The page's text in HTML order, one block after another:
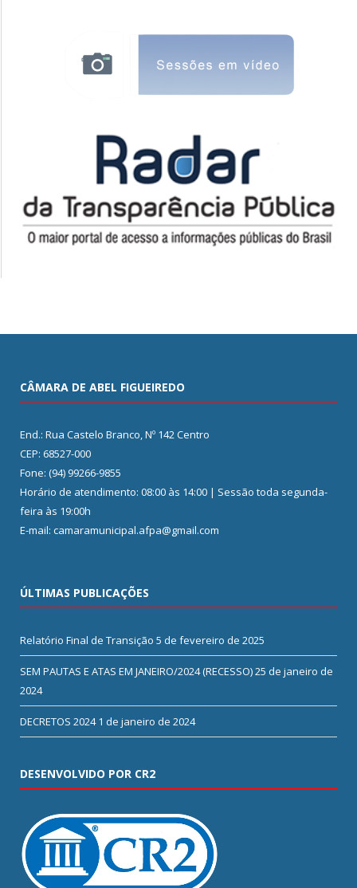
CÂMARA DE ABEL FIGUEIREDO
End.: Rua Castelo Branco, Nº 142 Centro
CEP: 68527-000
Fone: (94) 99266-9855
Horário de atendimento: 08:00 às 14:00 | Sessão toda segunda-
feira às 19:00h
E-mail: camaramunicipal.afpa@gmail.com
ÚLTIMAS PUBLICAÇÕES
Relatório Final de Transição 5 de fevereiro de 2025
SEM PAUTAS E ATAS EM JANEIRO/2024 (RECESSO)25 de janeiro de
2024
DECRETOS 2024 1 de janeiro de 2024
DESENVOLVIDO POR CR2